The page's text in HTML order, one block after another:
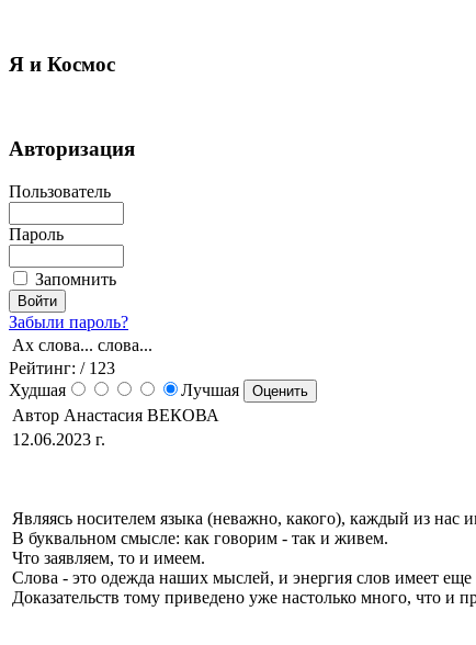
Я и Космос
Авторизация
Пользователь
Пароль
Запомнить
Забыли пароль?
Ах слова... слова...
Рейтинг: / 123
Худшая
Лучшая
Автор Анастасия ВЕКОВА
12.06.2023 г.
Являясь носителем языка (неважно, какого), каждый из
В буквальном смысле: как говорим - так и живем.
Что заявляем, то и имеем.
Слова - это одежда наших мыслей, и энергия слов имеет
Доказательств тому приведено уже настолько много, что и